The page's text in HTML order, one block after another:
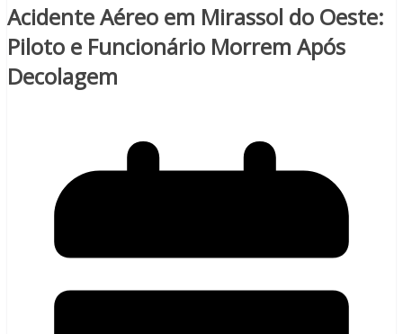
Acidente Aéreo em Mirassol do Oeste:
Piloto e Funcionário Morrem Após
Decolagem